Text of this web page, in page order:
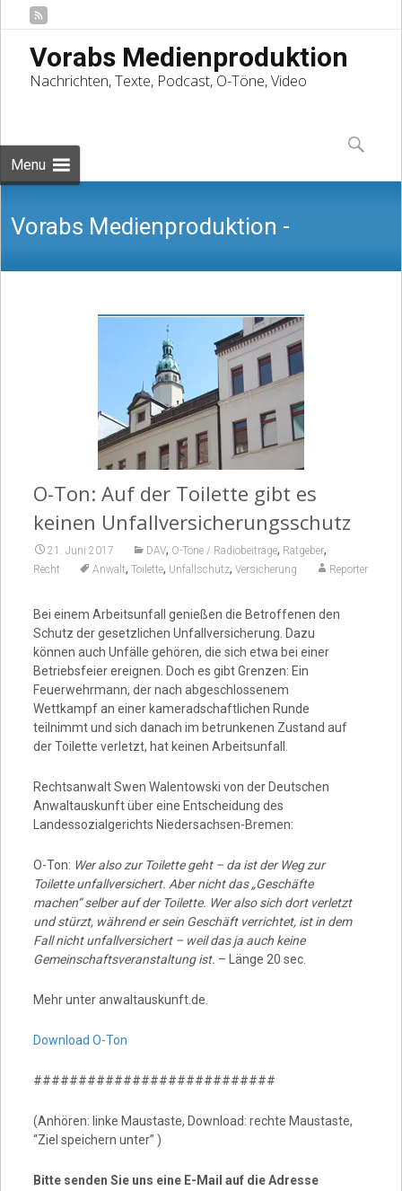
Vorabs Medienproduktion
Nachrichten, Texte, Podcast, O-Töne, Video
Menu
to
content
Suchen
nach:
Vorabs Medienproduktion -
Nachrichten, Texte, Podcast, O-Töne,
O-Ton: Auf der Toilette gibt es
keinen Unfallversicherungsschutz
21. Juni 2017 DAV, O-Töne / Radiobeiträge, Ratgeber,
Recht Anwalt, Toilette, Unfallschutz, Versicherung Reporter
Bei einem Arbeitsunfall genießen die Betroffenen den
Schutz der gesetzlichen Unfallversicherung. Dazu
können auch Unfälle gehören, die sich etwa bei einer
Betriebsfeier ereignen. Doch es gibt Grenzen: Ein
Feuerwehrmann, der nach abgeschlossenem
Wettkampf an einer kameradschaftlichen Runde
teilnimmt und sich danach im betrunkenen Zustand auf
der Toilette verletzt, hat keinen Arbeitsunfall.
Rechtsanwalt Swen Walentowski von der Deutschen
Anwaltauskunft über eine Entscheidung des
Landessozialgerichts Niedersachsen-Bremen:
O-Ton: Wer also zur Toilette geht – da ist der Weg zur
Toilette unfallversichert. Aber nicht das „Geschäfte
machen“ selber auf der Toilette. Wer also sich dort verletzt
und stürzt, während er sein Geschäft verrichtet, ist in dem
Fall nicht unfallversichert – weil das ja auch keine
Gemeinschaftsveranstaltung ist. – Länge 20 sec.
Mehr unter anwaltauskunft.de.
Download O-Ton
###########################
(Anhören: linke Maustaste, Download: rechte Maustaste,
“Ziel speichern unter” )
Bitte senden Sie uns eine E-Mail auf die Adresse